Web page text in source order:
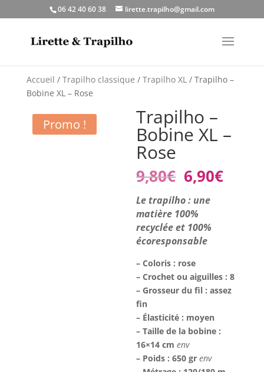
06 42 40 60 38 lirette.trapilho@gmail.com
Accueil / Trapilho classique / Trapilho XL/ Trapilho –
Bobine XL – Rose
Promo ! Trapilho –
Bobine XL –
Rose
9,80€ Le
prix
initial
était :
9,80€.
6,90€Le
Le trapilho : une
matière 100%
recyclée et 100%
écoresponsable
– Coloris : rose
– Crochet ou aiguilles : 8
– Grosseur du fil : assez
fin
– Élasticité : moyen
– Taille de la bobine :
16×14 cmenv
– Poids : 650 grenv